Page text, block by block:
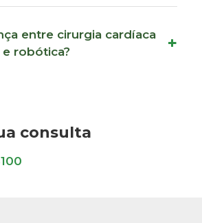
entre cirurgia cardíaca
robótica?
consulta